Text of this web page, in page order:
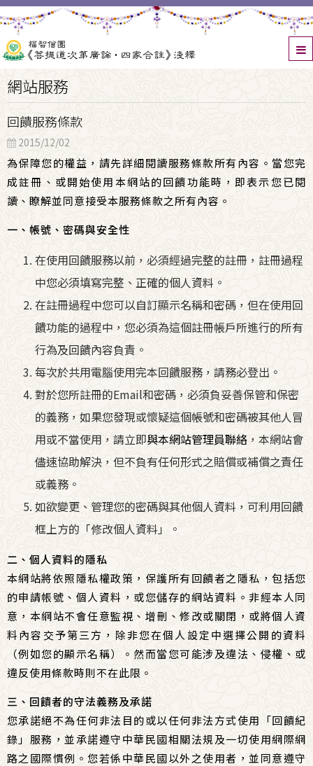
網站服務
回饋服務條款
2015/12/02
為保障您的權益，請先詳細閱讀服務條款所有內容。當您完
成註冊、或開始使用本網站的回饋功能時，即表示您已閱
讀、瞭解並同意接受本服務條款之所有內容。
一、帳號、密碼與安全性
在使用回饋服務以前，必須經過完整的註冊，註冊過程
中您必須填寫完整、正確的個人資料。
在註冊過程中您可以自訂顯示名稱和密碼，但在使用回
饋功能的過程中，您必須為這個註冊帳戶所進行的所有
行為及回饋內容負責。
每次於共用電腦使用完本回饋服務，請務必登出。
對於您所註冊的Email和密碼，必須負妥善保管和保密
的義務，如果您發現或懷疑這個帳號和密碼被其他人冒
用或不當使用，請立即與本網站管理員聯絡 ，本網站會
儘速協助解決，但不負有任何形式之賠償或補償之責任
或義務。
如欲變更、管理您的密碼與其他個人資料，可利用回饋
框上方的「修改個人資料」。
二、個人資料的隱私
本網站將依照隱私權政策 ，保護所有回饋者之隱私，包括您
的申請帳號、個人資料，或您儲存的網站資料。非經本人同
意，本網站不會任意監視、增刪、修改或關閉，或將個人資
料內容交予第三方，除非您在個人設定中選擇公開的資料
（例如您的顯示名稱）。然而當您可能涉及違法、侵權、或
違反使用條款時則不在此限。
三、回饋者的守法義務及承諾
您承諾絕不為任何非法目的或以任何非法方式使用「回饋紀
錄」服務，並承諾遵守中華民國相關法規及一切使用網際網
路之國際慣例。您若係中華民國以外之使用者，並同意遵守